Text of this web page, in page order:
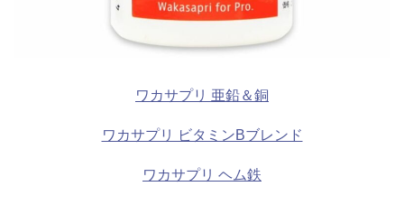
ワカサプリ 亜鉛＆銅
ワカサプリ ビタミンBブレンド
ワカサプリ ヘム鉄